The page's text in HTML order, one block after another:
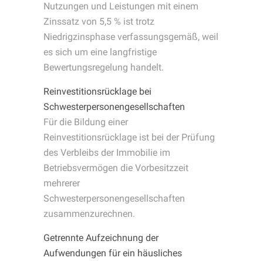
Nutzungen und Leistungen mit einem
Zinssatz von 5,5 % ist trotz
Niedrigzinsphase verfassungsgemäß, weil
es sich um eine langfristige
Bewertungsregelung handelt.
Reinvestitionsrücklage bei
Schwesterpersonengesellschaften
Für die Bildung einer
Reinvestitionsrücklage ist bei der Prüfung
des Verbleibs der Immobilie im
Betriebsvermögen die Vorbesitzzeit
mehrerer
Schwesterpersonengesellschaften
zusammenzurechnen.
Getrennte Aufzeichnung der
Aufwendungen für ein häusliches